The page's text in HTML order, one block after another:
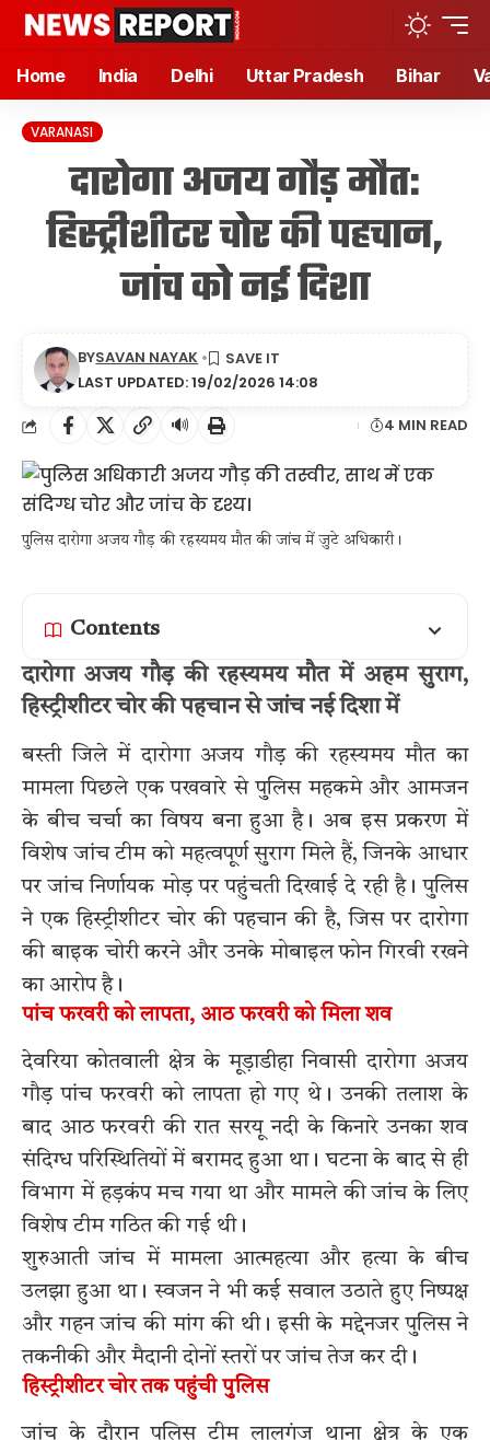
Home India Delhi Uttar Pradesh Bihar
VARANASI
दारोगा अजय गौड़ मौत:
हिस्ट्रीशीटर चोर की पहचान,
जांच को नई दिशा
LAST UPDATED: 19/02/2026 14:08
BYSAVAN NAYAK
🔊 4 MIN READ
पुलिस दारोगा अजय गौड़ की रहस्यमय मौत की जांच में जुटे अधिकारी।
Contents
दारोगा अजय गौड़ की रहस्यमय मौत में अहम सुराग,
हिस्ट्रीशीटर चोर की पहचान से जांच नई दिशा में
बस्ती जिले में दारोगा अजय गौड़ की रहस्यमय मौत का
मामला पिछले एक पखवारे से पुलिस महकमे और आमजन
के बीच चर्चा का विषय बना हुआ है। अब इस प्रकरण में
विशेष जांच टीम को महत्वपूर्ण सुराग मिले हैं, जिनके आधार
पर जांच निर्णायक मोड़ पर पहुंचती दिखाई दे रही है। पुलिस
ने एक हिस्ट्रीशीटर चोर की पहचान की है, जिस पर दारोगा
की बाइक चोरी करने और उनके मोबाइल फोन गिरवी रखने
का आरोप है।
पांच फरवरी को लापता, आठ फरवरी को मिला शव
देवरिया कोतवाली क्षेत्र के मूड़ाडीहा निवासी दारोगा अजय
गौड़ पांच फरवरी को लापता हो गए थे। उनकी तलाश के
बाद आठ फरवरी की रात सरयू नदी के किनारे उनका शव
संदिग्ध परिस्थितियों में बरामद हुआ था। घटना के बाद से ही
विभाग में हड़कंप मच गया था और मामले की जांच के लिए
विशेष टीम गठित की गई थी।
शुरुआती जांच में मामला आत्महत्या और हत्या के बीच
उलझा हुआ था। स्वजन ने भी कई सवाल उठाते हुए निष्पक्ष
और गहन जांच की मांग की थी। इसी के मद्देनजर पुलिस ने
तकनीकी और मैदानी दोनों स्तरों पर जांच तेज कर दी।
हिस्ट्रीशीटर चोर तक पहुंची पुलिस
जांच के दौरान पुलिस टीम लालगंज थाना क्षेत्र के एक